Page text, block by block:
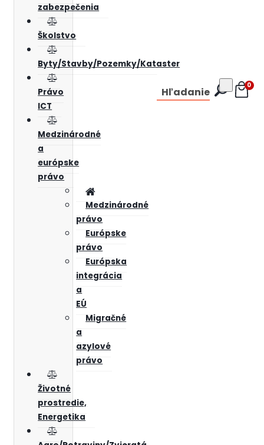
zabezpečenia
Školstvo
Byty/Stavby/Pozemky/Kataster
Právo
ICT
Medzinárodné
a
európske
právo
Medzinárodné
právo
Európske
právo
Európska
integrácia
a
EÚ
Migračné
a
azylové
právo
Životné
prostredie,
Energetika
Hľadanie 0